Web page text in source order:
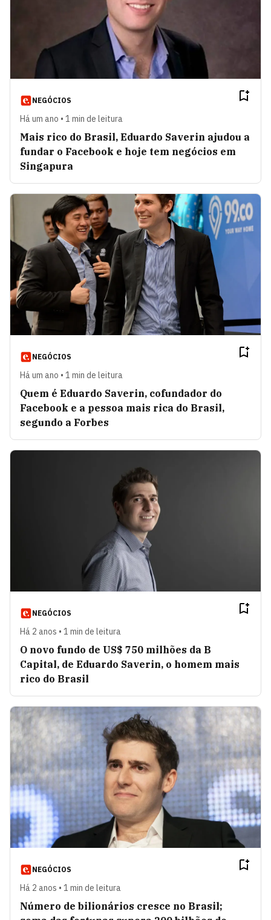
NEGÓCIOS
Há um ano • 1 min de leitura
Mais rico do Brasil, Eduardo Saverin ajudou a
fundar o Facebook e hoje tem negócios em
Singapura
NEGÓCIOS
Há um ano • 1 min de leitura
Quem é Eduardo Saverin, cofundador do
Facebook e a pessoa mais rica do Brasil,
segundo a Forbes
NEGÓCIOS
Há 2 anos • 1 min de leitura
O novo fundo de US$ 750 milhões da B
Capital, de Eduardo Saverin, o homem mais
rico do Brasil
NEGÓCIOS
Há 2 anos • 1 min de leitura
Número de bilionários cresce no Brasil;